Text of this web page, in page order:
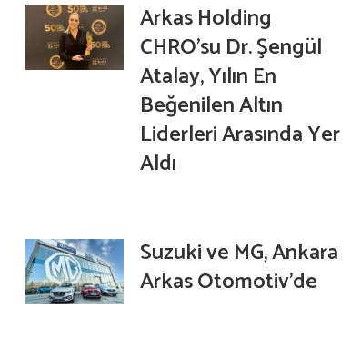
Arkas Holding
CHRO’su Dr. Şengül
Atalay, Yılın En
Beğenilen Altın
Liderleri Arasında Yer
Aldı
Suzuki ve MG, Ankara
Arkas Otomotiv’de